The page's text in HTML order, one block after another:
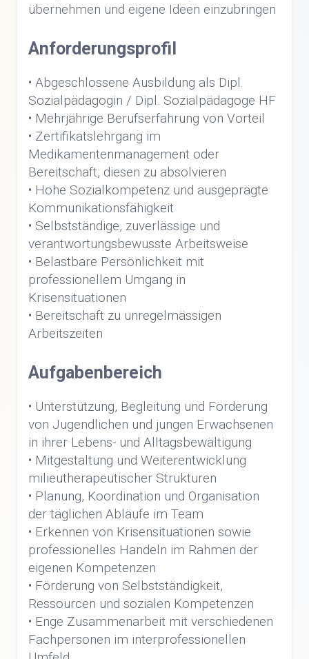
übernehmen und eigene Ideen einzubringen
Anforderungsprofil
• Abgeschlossene Ausbildung als Dipl.
Sozialpädagogin / Dipl. Sozialpädagoge HF
• Mehrjährige Berufserfahrung von Vorteil
• Zertifikatslehrgang im
Medikamentenmanagement oder
Bereitschaft, diesen zu absolvieren
• Hohe Sozialkompetenz und ausgeprägte
Kommunikationsfähigkeit
• Selbstständige, zuverlässige und
verantwortungsbewusste Arbeitsweise
• Belastbare Persönlichkeit mit
professionellem Umgang in
Krisensituationen
• Bereitschaft zu unregelmässigen
Arbeitszeiten
Aufgabenbereich
• Unterstützung, Begleitung und Förderung
von Jugendlichen und jungen Erwachsenen
in ihrer Lebens- und Alltagsbewältigung
• Mitgestaltung und Weiterentwicklung
milieutherapeutischer Strukturen
• Planung, Koordination und Organisation
der täglichen Abläufe im Team
• Erkennen von Krisensituationen sowie
professionelles Handeln im Rahmen der
eigenen Kompetenzen
• Förderung von Selbstständigkeit,
Ressourcen und sozialen Kompetenzen
• Enge Zusammenarbeit mit verschiedenen
Fachpersonen im interprofessionellen